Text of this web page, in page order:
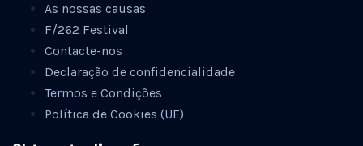
As nossas causas
F/262 Festival
Contacte-nos
Declaração de confidencialidade
Termos e Condições
Política de Cookies (UE)